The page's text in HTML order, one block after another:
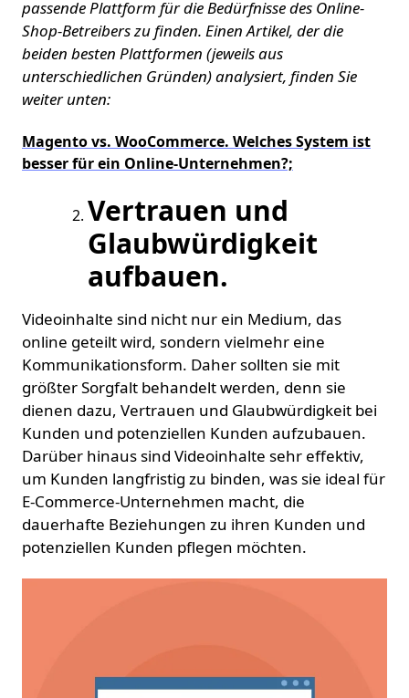
passende Plattform für die Bedürfnisse des Online-
Shop-Betreibers zu finden. Einen Artikel, der die
beiden besten Plattformen (jeweils aus
unterschiedlichen Gründen) analysiert, finden Sie
weiter unten:
Magento vs. WooCommerce. Welches System ist
besser für ein Online-Unternehmen?;
Vertrauen und
Glaubwürdigkeit
aufbauen.
Videoinhalte sind nicht nur ein Medium, das
online geteilt wird, sondern vielmehr eine
Kommunikationsform. Daher sollten sie mit
größter Sorgfalt behandelt werden, denn sie
dienen dazu, Vertrauen und Glaubwürdigkeit bei
Kunden und potenziellen Kunden aufzubauen.
Darüber hinaus sind Videoinhalte sehr effektiv,
um Kunden langfristig zu binden, was sie ideal für
E-Commerce-Unternehmen macht, die
dauerhafte Beziehungen zu ihren Kunden und
potenziellen Kunden pflegen möchten.